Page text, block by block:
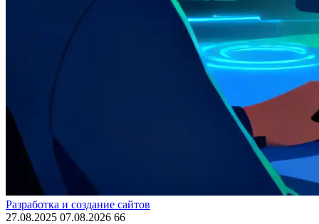
Разработка и создание сайтов
27.08.2025 07.08.2026 66